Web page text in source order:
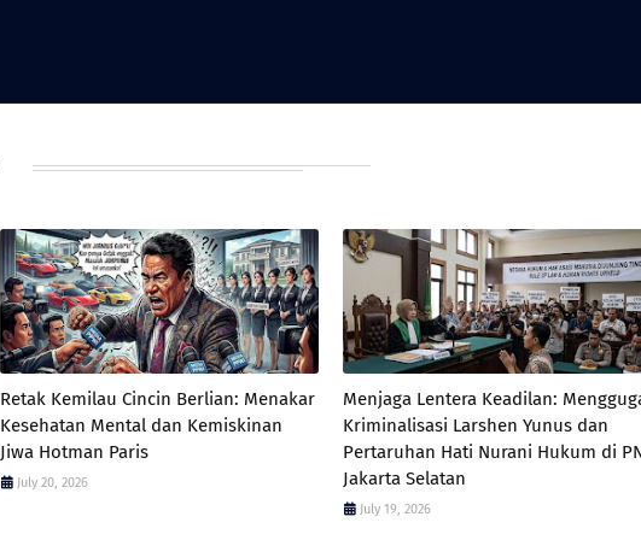
Retak Kemilau Cincin Berlian: Menakar
Kesehatan Mental dan Kemiskinan
Jiwa Hotman Paris
July 20, 2026
Menjaga Lentera Keadilan:
Kriminalisasi Larshen Yunus dan
Pertaruhan Hati Nurani Hukum di
Jakarta Selatan
July 19, 2026